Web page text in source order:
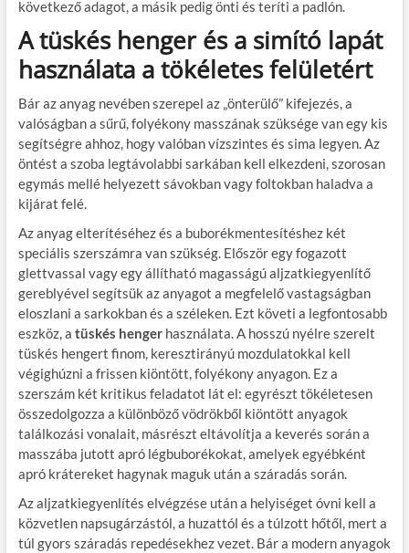
következő adagot, a másik pedig önti és teríti a padlón.
A tüskés henger és a simító lapát
használata a tökéletes felületért
Bár az anyag nevében szerepel az „önterülő” kifejezés, a
valóságban a sűrű, folyékony masszának szüksége van egy kis
segítségre ahhoz, hogy valóban vízszintes és sima legyen. Az
öntést a szoba legtávolabbi sarkában kell elkezdeni, szorosan
egymás mellé helyezett sávokban vagy foltokban haladva a
kijárat felé.
Az anyag elterítéséhez és a buborékmentesítéshez két
speciális szerszámra van szükség. Először egy fogazott
glettvassal vagy egy állítható magasságú aljzatkiegyenlítő
gereblyével segítsük az anyagot a megfelelő vastagságban
eloszlani a sarkokban és a széleken. Ezt követi a legfontosabb
eszköz, a tüskés hengerhasználata. A hosszú nyélre szerelt
tüskés hengert finom, keresztirányú mozdulatokkal kell
végighúzni a frissen kiöntött, folyékony anyagon. Ez a
szerszám két kritikus feladatot lát el: egyrészt tökéletesen
összedolgozza a különböző vödrökből kiöntött anyagok
találkozási vonalait, másrészt eltávolítja a keverés során a
masszába jutott apró légbuborékokat, amelyek egyébként
apró krátereket hagynak maguk után a száradás során.
Az aljzatkiegyenlítés elvégzése után a helyiséget óvni kell a
közvetlen napsugárzástól, a huzattól és a túlzott hőtől, mert a
túl gyors száradás repedésekhez vezet. Bár a modern anyagok